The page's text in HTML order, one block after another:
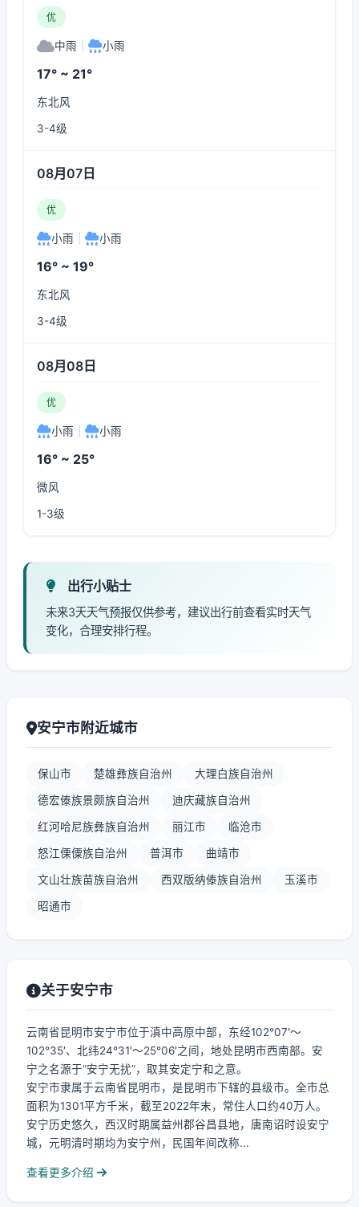
优
中雨 小雨
17° ~ 21°
东北风
3-4级
08月07日
优
小雨 小雨
16° ~ 19°
东北风
3-4级
08月08日
优
小雨 小雨
16° ~ 25°
微风
1-3级
出行小贴士
未来3天天气预报仅供参考，建议出行前查看实时天气
变化，合理安排行程。
安宁市附近城市
保山市 楚雄彝族自治州 大理白族自治州
德宏傣族景颇族自治州 迪庆藏族自治州
红河哈尼族彝族自治州 丽江市 临沧市
怒江傈僳族自治州 普洱市 曲靖市
文山壮族苗族自治州 西双版纳傣族自治州 玉溪市
昭通市
关于安宁市
云南省昆明市安宁市位于滇中高原中部，东经102°07′～
102°35′、北纬24°31′～25°06′之间，地处昆明市西南部。安
宁之名源于“安宁无扰”，取其安定宁和之意。
安宁市隶属于云南省昆明市，是昆明市下辖的县级市。全市总
面积为1301平方千米，截至2022年末，常住人口约40万人。
安宁历史悠久，西汉时期属益州郡谷昌县地，唐南诏时设安宁
城，元明清时期均为安宁州，民国年间改称...
查看更多介绍